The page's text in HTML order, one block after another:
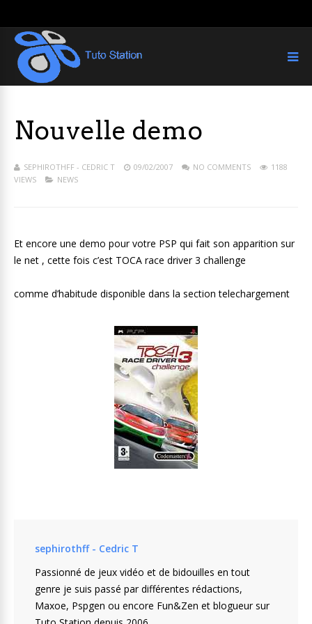
Nouvelle demo
SEPHIROTHFF - CEDRIC T 09/02/2007 NO COMMENTS
1188
VIEWS
NEWS
Et encore une demo pour votre PSP qui fait son apparition sur
le net , cette fois c’est TOCA race driver 3 challenge
comme d’habitude disponible dans la section telechargement
sephirothff - Cedric T
Passionné de jeux vidéo et de bidouilles en tout
genre je suis passé par différentes rédactions,
Maxoe, Pspgen ou encore Fun&Zen et blogueur sur